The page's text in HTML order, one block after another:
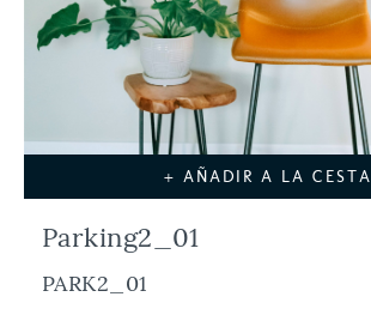
+ AÑADIR A LA CESTA
Parking2_01
PARK2_01